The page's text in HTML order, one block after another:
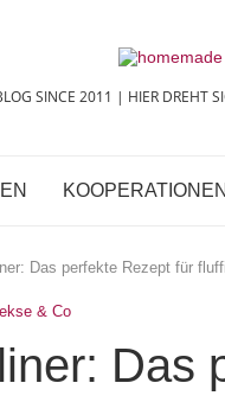
SINCE 2011 | HIER DREHT
KOOPERATIONEN
Das perfekte Rezept für
& Co
Das